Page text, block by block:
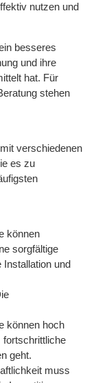
nutzen und
besseres
und ihre
hat. Für
stehen
verschiedenen
es zu
können
sorgfältige
Installation und
können hoch
fortschrittliche
geht.
muss